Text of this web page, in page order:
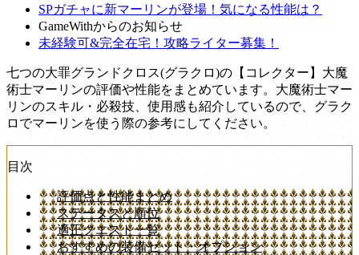
SPガチャに新マーリンが登場！気になる性能は？
GameWithからのお知らせ
未経験可&完全在宅！攻略ライター募集！
七つの大罪グランドクロス(グラクロ)の【コレクター】大魔
術士マーリンの評価や性能をまとめています。大魔術士マー
リンのスキル・必殺技、使用感も紹介しているので、グラク
ロでマーリンを使う際の参考にしてください。
目次
評価点と性能まとめ
ステータスと順位
適正クエスト一覧
おすすめの装備セット・オプション